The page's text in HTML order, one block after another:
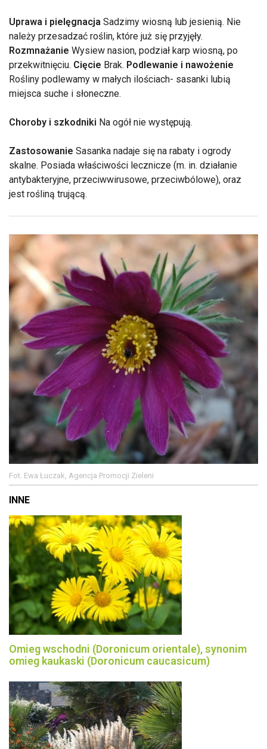
Uprawa i pielęgnacja Sadzimy wiosną lub jesienią. Nie
należy przesadzać roślin, które już się przyjęły.
Rozmnażanie Wysiew nasion, podział karp wiosną, po
przekwitnięciu. Cięcie Brak. Podlewanie i nawożenie
Rośliny podlewamy w małych ilościach- sasanki lubią
miejsca suche i słoneczne.
Choroby i szkodniki Na ogół nie występują.
Zastosowanie Sasanka nadaje się na rabaty i ogrody
skalne. Posiada właściwości lecznicze (m. in. działanie
antybakteryjne, przeciwwirusowe, przeciwbólowe), oraz
jest rośliną trującą.
Fot. Ewa Łuczak, Agencja Promocji Zieleni
INNE
Omieg wschodni (Doronicum orientale), synonim
omieg kaukaski (Doronicum caucasicum)